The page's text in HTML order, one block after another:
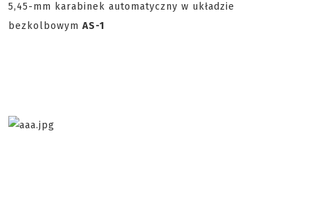
5,45-mm karabinek automatyczny w układzie
bezkolbowym AS-1